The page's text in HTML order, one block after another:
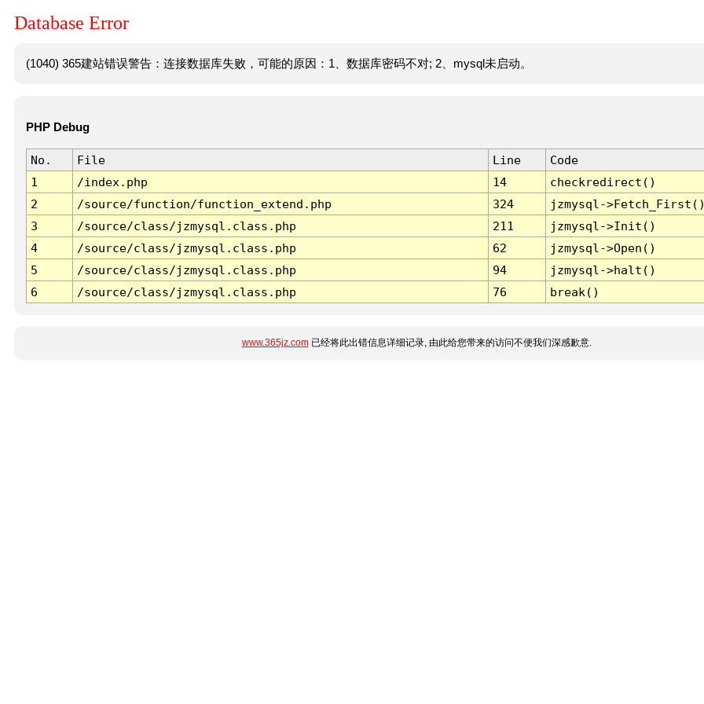
Database Error
(1040) 365建站错误警告：连接数据库失败，可能的原因：1、数据库密码不对; 2、mysql未启动。
PHP Debug
No. File Line
Code
1
/index.php 14
checkredirect()
2
/source/function/function_extend.php 324
jzmysql-
3
/source/class/jzmysql.class.php 211
jzmysql->Init()
4
/source/class/jzmysql.class.php 62
jzmysql->Open()
5
/source/class/jzmysql.class.php 94
jzmysql->halt()
6
/source/class/jzmysql.class.php 76 break()
www.365jz.com已经将此出错信息详细记录, 由此给您带来的访问不便我们深感歉意.